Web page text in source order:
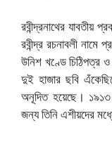
রবীন্দ্রনাথের যাবতীয়
রবীন্দ্র রচনাবলী নামে
উনিশ খণ্ডে চিঠিপত্র
দুই হাজার ছবি
অনূদিত হয়েছে। ১৯১৩
জন্য তিনি এশীয়দের